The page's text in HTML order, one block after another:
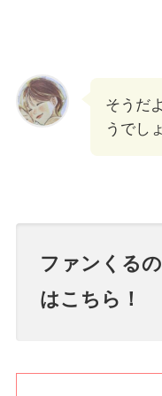
そうだ
うでし
ファンくる
はこちら！